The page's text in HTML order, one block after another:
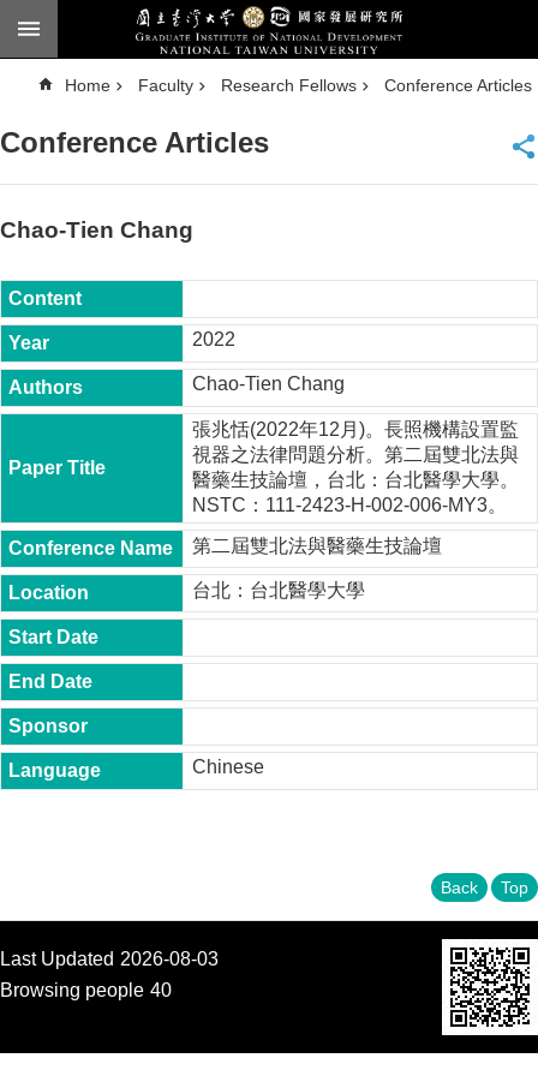
Skip to main content
n
c
d
e
a
h
National
Taiwan
University
Chinese
a
l
t
y
P
h
.
D
.
P
r
o
g
.
.
r
Home Faculty Research Fellows Conference Articles
Conference Articles
Chao-Tien Chang
2022
Chao-Tien Chang
張兆恬(2022年12月)。長照機構設置監
視器之法律問題分析。第二屆雙北法與
醫藥生技論壇，台北：台北醫學大學。
NSTC：111-2423-H-002-006-MY3。
第二屆雙北法與醫藥生技論壇
台北：台北醫學大學
Chinese
Back Top
Last Updated 2026-08-03
Browsing people 40